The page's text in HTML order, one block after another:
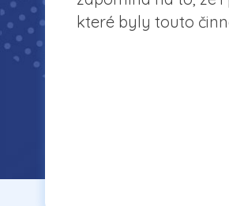
které byly touto